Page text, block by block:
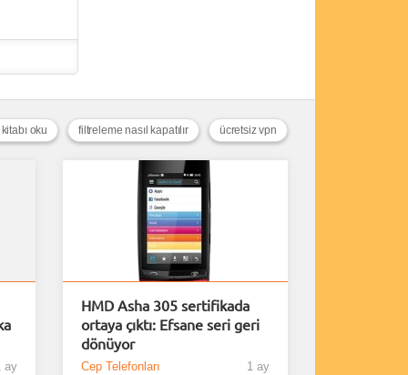
ücretsiz vpn
filtreleme nasıl kapatılır
oku
ay
HMD Asha 305 sertifikada
ortaya çıktı: Efsane seri geri
dönüyor
Cep Telefonları 1 ay